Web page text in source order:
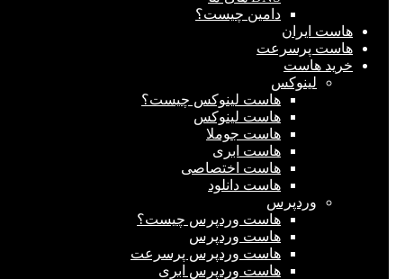
دامین چیست؟
هاست ایران
هاست پرسرعت
خرید هاست
لینوکس
هاست لینوکس چیست؟
هاست لینوکس
هاست جوملا
هاست ابری
هاست اختصاصی
هاست دانلود
وردپرس
هاست وردپرس چیست؟
هاست وردپرس
هاست وردپرس پرسرعت
هاست وردپرس ابری